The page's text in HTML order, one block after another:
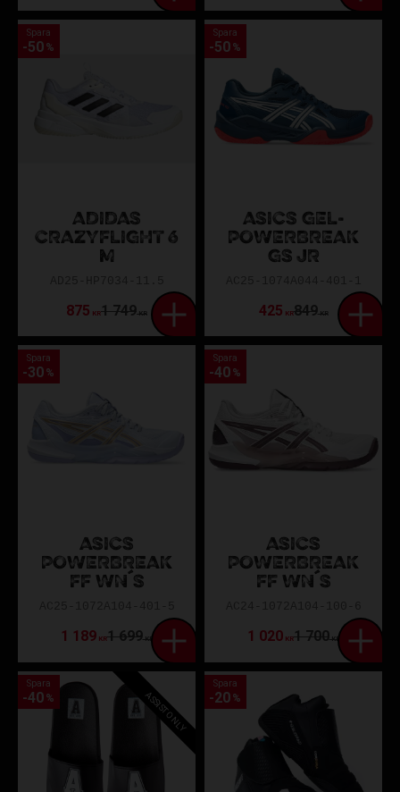
ADIDAS
CRAZYFLIGHT 6
M
875 KR1 749KR
Spara
50 %
ASICS GEL-
POWERBREAK
GS JR
425 KR849KR
Spara
50 %
ASICS
POWERBREAK
FF WN´S
1 189KR1 699KR
Spara
30 %
ASICS
POWERBREAK
FF WN´S
1 020KR1 700KR
Spara
40 %
Spara
40 % ASSIST ONLY
Spara
20 %